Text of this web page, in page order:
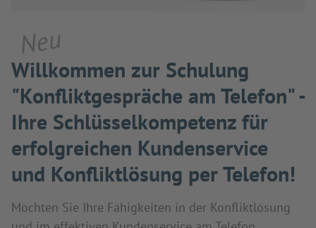
Neu
Willkommen zur Schulung
"Konfliktgespräche am Telefon" -
Ihre Schlüsselkompetenz für
erfolgreichen Kundenservice
und Konfliktlösung per Telefon!
Möchten Sie Ihre Fähigkeiten in der Konfliktlösung